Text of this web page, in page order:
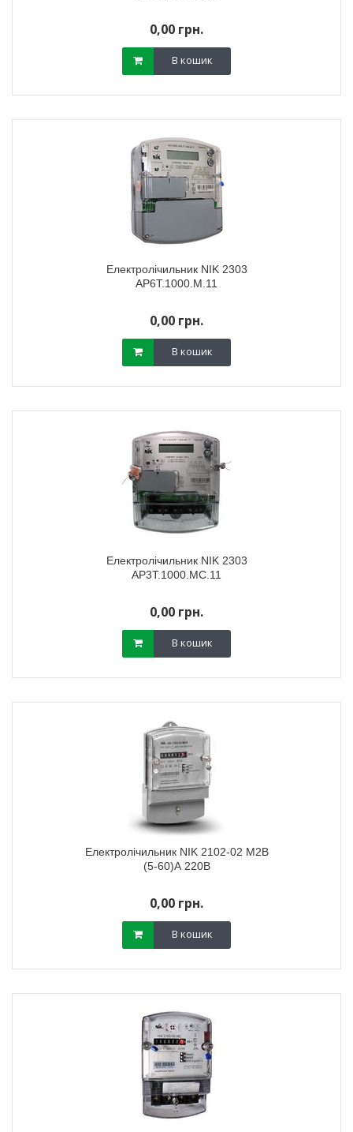
0,00 грн.
В кошик
Електролічильник NIK 2303
АР6Т.1000.М.11
0,00 грн.
В кошик
Електролічильник NIK 2303
АР3Т.1000.МС.11
0,00 грн.
В кошик
Електролічильник NIK 2102-02 М2В
(5-60)А 220В
0,00 грн.
В кошик